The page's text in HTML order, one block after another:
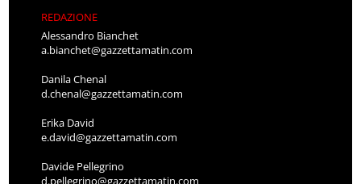
REDAZIONE
Alessandro Bianchet
a.bianchet@gazzettamatin.com
Danila Chenal
d.chenal@gazzettamatin.com
Erika David
e.david@gazzettamatin.com
Davide Pellegrino
d.pellegrino@gazzettamatin.com